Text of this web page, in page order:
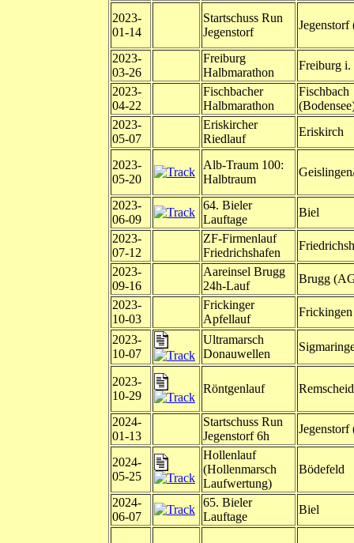
2023-
01-14
Startschuss Run
Jegenstorf
Jegenstorf
2023-
03-26
Freiburg
Halbmarathon
Freiburg i.
2023-
04-22
Fischbacher
Halbmarathon
Fischbach
2023-
05-07
Eriskircher
Riedlauf
Eriskirch
2023-
05-20
Alb-Traum 100:
Halbtraum
2023-
06-09
64. Bieler
Lauftage
Biel
2023-
07-12
ZF-Firmenlauf
Friedrichshafen
2023-
09-16
Aareinsel Brugg
24h-Lauf
Brugg
2023-
10-03
Frickinger
Apfellauf
Frickingen
2023-
10-07
Ultramarsch
Donauwellen
2023-
10-29
Röntgenlauf Remscheid
2024-
01-13
Startschuss Run
Jegenstorf 6h
Jegenstorf
2024-
05-25
Hollenlauf
(Hollenmarsch
Laufwertung)
Bödefeld
2024-
06-07
65. Bieler
Lauftage
Biel